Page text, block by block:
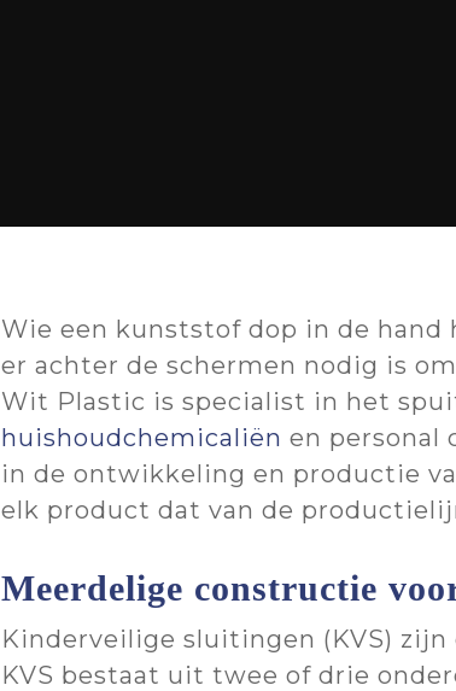
Wie een kunststof dop in de
er achter de schermen nodig is
Wit Plastic is specialist in het
huishoudchemicaliën en personal
in de ontwikkeling en productie
elk product dat van de
Meerdelige constructie
Kinderveilige sluitingen (KVS)
KVS bestaat uit twee of drie